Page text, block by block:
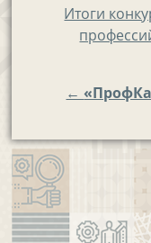
Навигация
Итоги
←